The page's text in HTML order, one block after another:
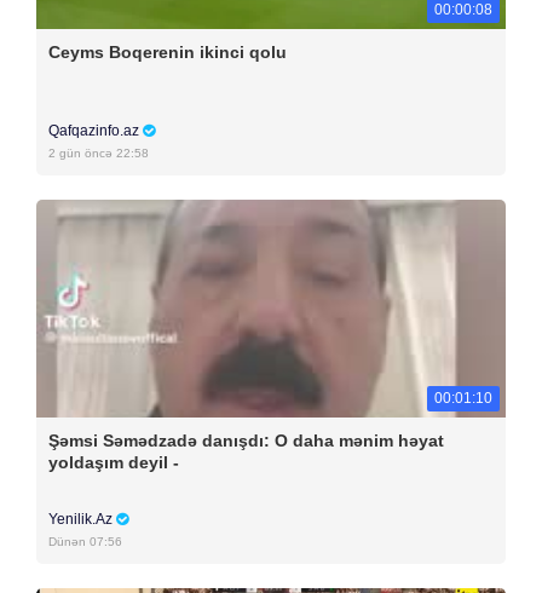
00:00:08
Ceyms Boqerenin ikinci qolu
Qafqazinfo.az
2 gün öncə 22:58
00:01:10
Şəmsi Səmədzadə danışdı: O daha mənim həyat
yoldaşım deyil -
Yenilik.Az
Dünən 07:56